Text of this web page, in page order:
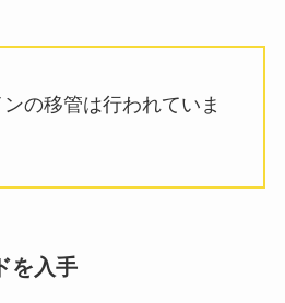
の移管は行われていま
を入手